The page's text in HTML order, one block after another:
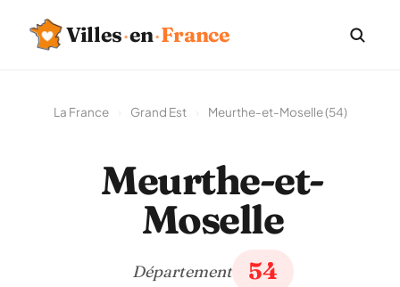
Villes·en·France
La France Grand Est Meurthe-et-Moselle (54)
Meurthe-et-
Moselle
Département 54